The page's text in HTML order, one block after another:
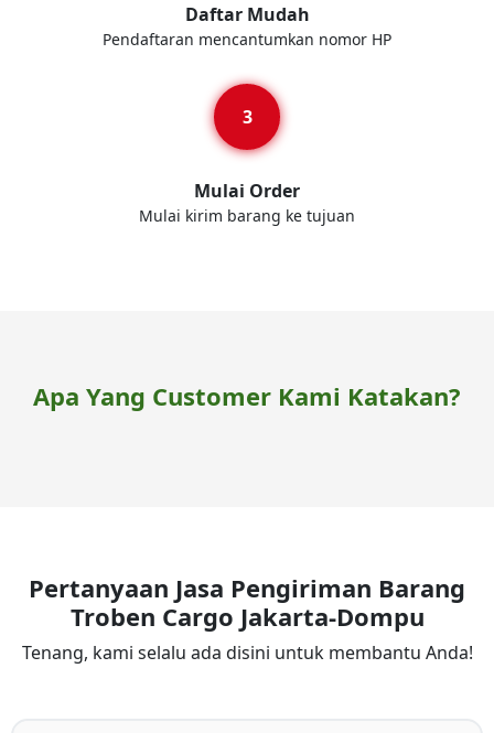
Daftar Mudah
Pendaftaran mencantumkan nomor HP
Mulai Order
Mulai kirim barang ke tujuan
Apa Yang Customer Kami Katakan?
Pertanyaan Jasa Pengiriman Barang
Troben Cargo Jakarta-Dompu
Tenang, kami selalu ada disini untuk membantu Anda!